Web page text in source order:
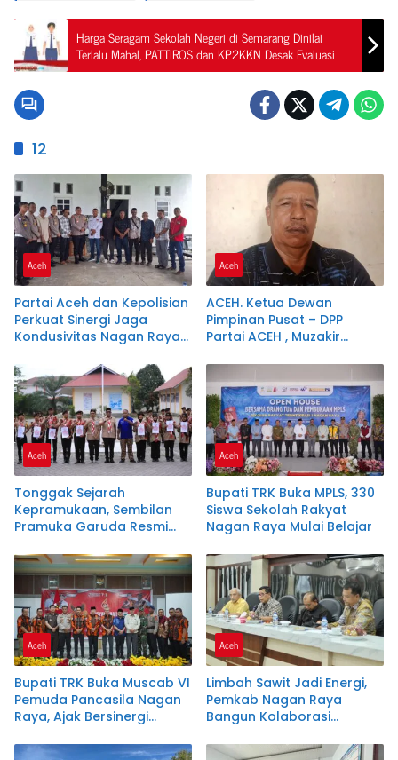
Harga Seragam Sekolah Negeri di Semarang Dinilai
Terlalu Mahal, PATTIROS dan KP2KKN Desak Evaluasi
12
Aceh
Partai Aceh dan Kepolisian
Perkuat Sinergi Jaga
Kondusivitas Nagan Raya
Aceh
ACEH. Ketua Dewan
Pimpinan Pusat – DPP
Partai ACEH , Muzakir
merekomendasikan
Samsuar ( WAN Malaya )
PJ Ketua Partai Aceh
kabupaten Nagan Raya .
Aceh
Tonggak Sejarah
Kepramukaan, Sembilan
Pramuka Garuda Resmi
Aceh
Bupati TRK Buka MPLS, 330
Siswa Sekolah Rakyat
Nagan Raya Mulai Belajar
Aceh
Bupati TRK Buka Muscab VI
Pemuda Pancasila Nagan
Raya, Ajak Bersinergi
Pembangunan Daerah
Aceh
Limbah Sawit Jadi Energi,
Pemkab Nagan Raya
Bangun Kolaborasi